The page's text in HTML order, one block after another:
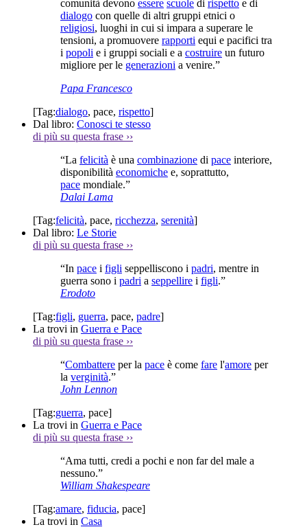
comunità devono essere scuole di rispetto e di
dialogo con quelle di altri gruppi etnici o
religiosi, luoghi in cui si impara a superare le
tensioni, a promuovere rapporti equi e pacifici tra
i popoli e i gruppi sociali e a costruire un futuro
migliore per le generazioni a venire.”
Papa Francesco
[Tag:dialogo, pace, rispetto]
Dal libro: Conosci te stesso
di più su questa frase ››
“La felicità è una combinazione di pace interiore,
disponibilità economiche e, soprattutto,
pace mondiale.”
Dalai Lama
[Tag:felicità, pace, ricchezza, serenità]
Dal libro: Le Storie
di più su questa frase ››
“In pace i figli seppelliscono i padri, mentre in
guerra sono i padri a seppellire i figli.”
Erodoto
[Tag:figli, guerra, pace, padre]
La trovi in Guerra e Pace
di più su questa frase ››
“Combattere per la pace è come fare l'amore per
la verginità.”
John Lennon
[Tag:guerra, pace]
La trovi in Guerra e Pace
di più su questa frase ››
“Ama tutti, credi a pochi e non far del male a
nessuno.”
William Shakespeare
[Tag:amare, fiducia, pace]
La trovi in Casa